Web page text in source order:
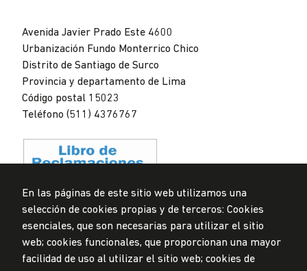
Avenida Javier Prado Este 4600
Urbanización Fundo Monterrico Chico
Distrito de Santiago de Surco
Provincia y departamento de Lima
Código postal 15023
Teléfono (511) 4376767
Privacidad de datos personales
Mesa de partes
En las páginas de este sitio web utilizamos una
selección de cookies propias y de terceros: Cookies
esenciales, que son necesarias para utilizar el sitio
web; cookies funcionales, que proporcionan una mayor
facilidad de uso al utilizar el sitio web; cookies de